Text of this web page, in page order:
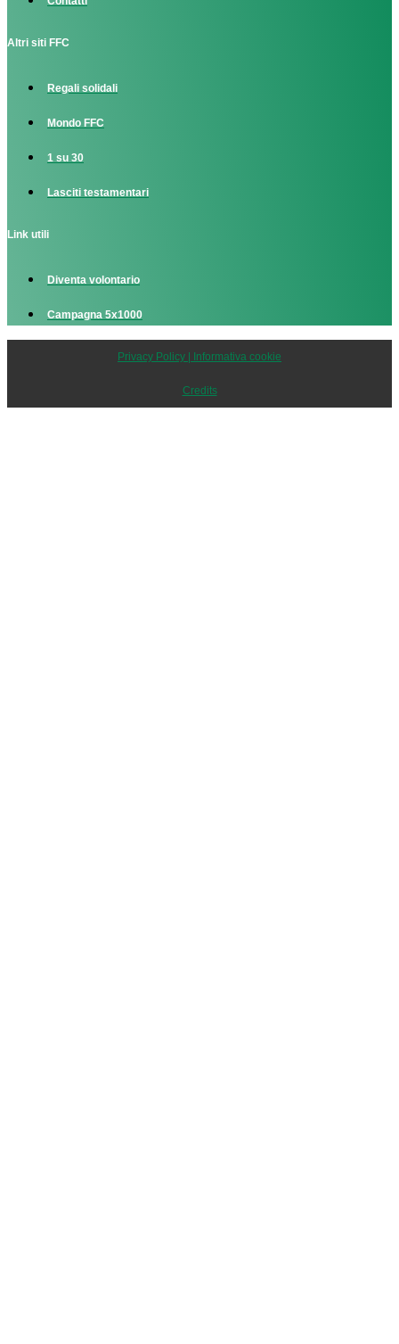
Altri siti FFC
Regali solidali
Mondo FFC
1 su 30
Lasciti testamentari
Link utili
Diventa volontario
Campagna 5x1000
Privacy Policy | Informativa cookie
Credits